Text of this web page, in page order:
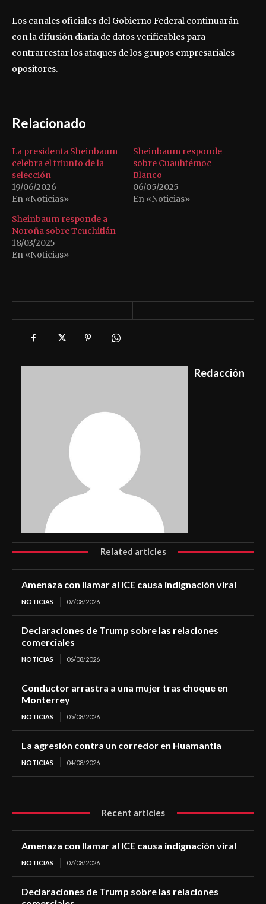
Los canales oficiales del Gobierno Federal continuarán
con la difusión diaria de datos verificables para
contrarrestar los ataques de los grupos empresariales
opositores.
Relacionado
La presidenta Sheinbaum
celebra el triunfo de la
selección
19/06/2026
En «Noticias»
Sheinbaum responde
sobre Cuauhtémoc
Blanco
06/05/2025
En «Noticias»
Sheinbaum responde a
Noroña sobre Teuchitlán
18/03/2025
En «Noticias»
Redacción
Related articles
Amenaza con llamar al ICE causa indignación viral
NOTICIAS 07/08/2026
Declaraciones de Trump sobre las relaciones
comerciales
NOTICIAS 06/08/2026
Conductor arrastra a una mujer tras choque en
Monterrey
NOTICIAS 05/08/2026
La agresión contra un corredor en Huamantla
NOTICIAS 04/08/2026
Recent articles
Amenaza con llamar al ICE causa indignación viral
NOTICIAS 07/08/2026
Declaraciones de Trump sobre las relaciones